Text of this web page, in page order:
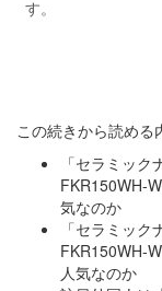
す。
この続きから読める
「セラミッ
FKR150WH-
気なのか
「セラミッ
FKR150WH-
人気なのか